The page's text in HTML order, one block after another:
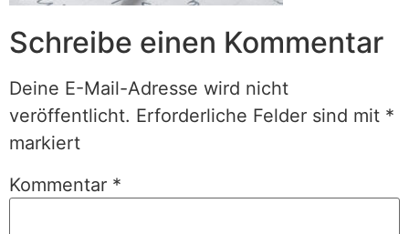
Schreibe einen Kommentar
Deine E-Mail-Adresse wird nicht
veröffentlicht. Erforderliche Felder sind mit *
markiert
Kommentar *